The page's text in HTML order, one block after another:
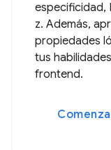
especificidad,
z. Además,
propiedades
tus
frontend.